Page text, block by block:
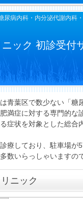
尿病内科・内分泌代謝内科
ック 初診受付
青葉区で数少ない「糖
満症に対する専門的な
症状を対象とした総合
療しており、駐車場
数いらっしゃいますの
ニック